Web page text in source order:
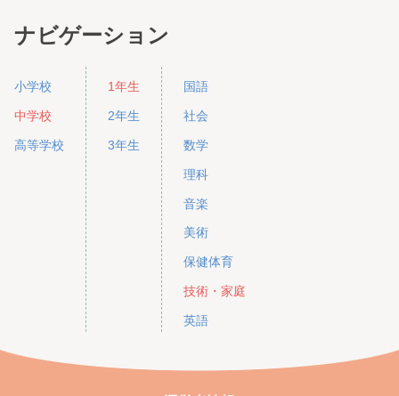
ナビゲーション
小学校
中学校
高等学校
1年生
2年生
3年生
国語
社会
数学
理科
音楽
美術
保健体育
技術・家庭
英語